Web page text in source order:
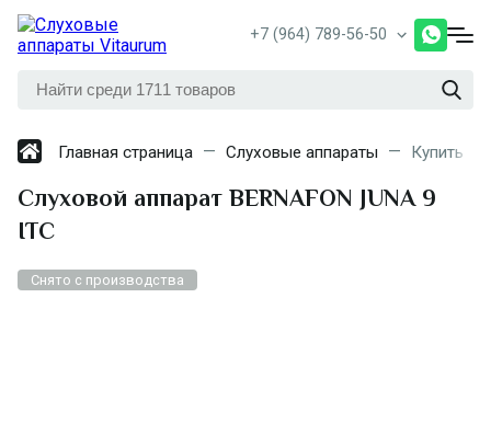
+7 (964) 789-56-50
Главная страница Слуховые аппараты Купить
Слуховой аппарат BERNAFON JUNA 9
ITC
Снято с производства